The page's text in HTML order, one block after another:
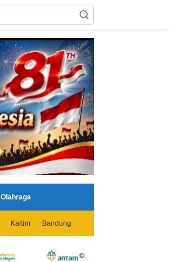
Olahraga
Kaltim Bandung